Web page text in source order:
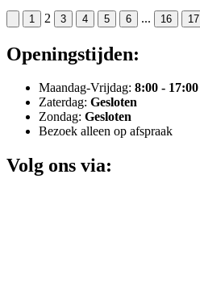
1 2 3 4 5 6 ... 16 17
Openingstijden:
Maandag-Vrijdag: 8:00 - 17:00
Zaterdag: Gesloten
Zondag: Gesloten
Bezoek alleen op afspraak
Volg ons via: